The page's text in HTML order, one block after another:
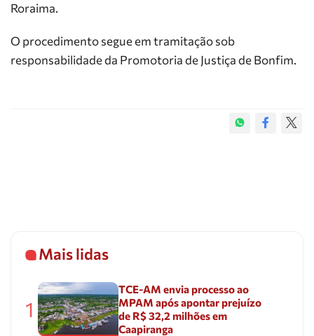
Roraima.
O procedimento segue em tramitação sob
responsabilidade da Promotoria de Justiça de Bonfim.
Mais lidas
1
TCE-AM envia processo ao
MPAM após apontar prejuízo
de R$ 32,2 milhões em
Caapiranga